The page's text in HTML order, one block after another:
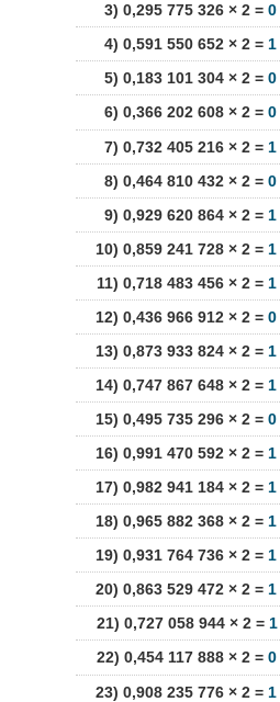
3) 0,295 775 326 × 2 = 0
4) 0,591 550 652 × 2 = 1
5) 0,183 101 304 × 2 = 0
6) 0,366 202 608 × 2 = 0
7) 0,732 405 216 × 2 = 1
8) 0,464 810 432 × 2 = 0
9) 0,929 620 864 × 2 = 1
10) 0,859 241 728 × 2 = 1
11) 0,718 483 456 × 2 = 1
12) 0,436 966 912 × 2 = 0
13) 0,873 933 824 × 2 = 1
14) 0,747 867 648 × 2 = 1
15) 0,495 735 296 × 2 = 0
16) 0,991 470 592 × 2 = 1
17) 0,982 941 184 × 2 = 1
18) 0,965 882 368 × 2 = 1
19) 0,931 764 736 × 2 = 1
20) 0,863 529 472 × 2 = 1
21) 0,727 058 944 × 2 = 1
22) 0,454 117 888 × 2 = 0
23) 0,908 235 776 × 2 = 1